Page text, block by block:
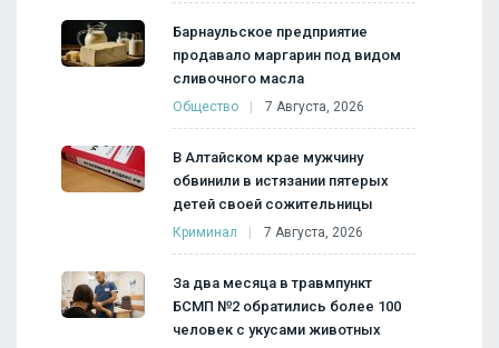
Барнаульское предприятие
продавало маргарин под видом
сливочного масла
Общество 7 Августа, 2026
В Алтайском крае мужчину
обвинили в истязании пятерых
детей своей сожительницы
Криминал 7 Августа, 2026
За два месяца в травмпункт
БСМП №2 обратились более 100
человек с укусами животных